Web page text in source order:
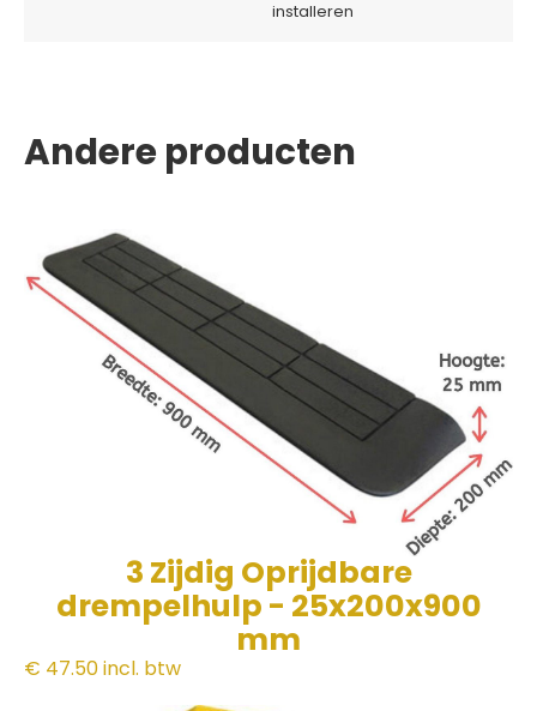
installeren
Andere producten
3 Zijdig Oprijdbare
drempelhulp - 25x200x900
mm
€ 47.50incl. btw